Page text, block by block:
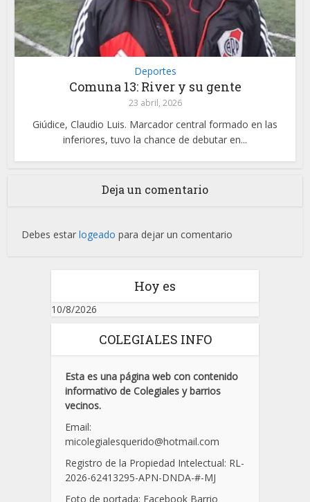
Deportes
Comuna 13: River y su gente
23 abril, 2026
Giúdice, Claudio Luis. Marcador central formado en las
inferiores, tuvo la chance de debutar en...
Deja un comentario
Debes estarlogeado para dejar un comentario
Hoy es
10/8/2026
COLEGIALES INFO
Esta es una página web con contenido
informativo de Colegiales y barrios
vecinos.
Email:
micolegialesquerido@hotmail.com
Registro de la Propiedad Intelectual: RL-
2026-62413295-APN-DNDA-#-MJ
Foto de portada: Facebook Barrio